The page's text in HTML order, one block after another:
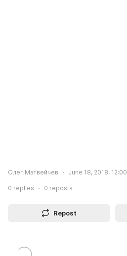
Олег Матвейчев June 18, 2018, 12:00
0 replies 0 reposts
Repost